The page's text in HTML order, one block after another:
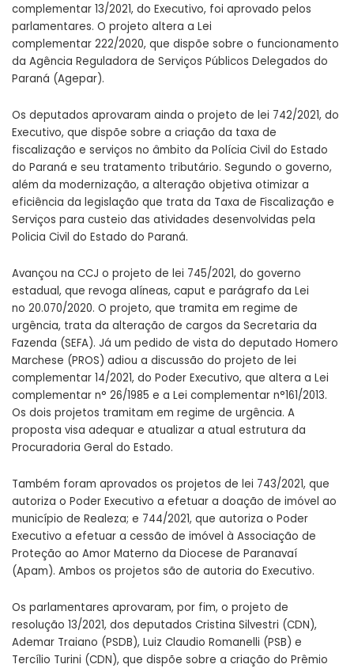
complementar 13/2021, do Executivo, foi aprovado pelos
parlamentares. O projeto altera a Lei
complementar 222/2020, que dispõe sobre o funcionamento
da Agência Reguladora de Serviços Públicos Delegados do
Paraná (Agepar).
Os deputados aprovaram ainda o projeto de lei 742/2021, do
Executivo, que dispõe sobre a criação da taxa de
fiscalização e serviços no âmbito da Polícia Civil do Estado
do Paraná e seu tratamento tributário. Segundo o governo,
além da modernização, a alteração objetiva otimizar a
eficiência da legislação que trata da Taxa de Fiscalização e
Serviços para custeio das atividades desenvolvidas pela
Policia Civil do Estado do Paraná.
Avançou na CCJ o projeto de lei 745/2021, do governo
estadual, que revoga alíneas, caput e parágrafo da Lei
no 20.070/2020. O projeto, que tramita em regime de
urgência, trata da alteração de cargos da Secretaria da
Fazenda (SEFA). Já um pedido de vista do deputado Homero
Marchese (PROS) adiou a discussão do projeto de lei
complementar 14/2021, do Poder Executivo, que altera a Lei
complementar n° 26/1985 e a Lei complementar n°161/2013.
Os dois projetos tramitam em regime de urgência. A
proposta visa adequar e atualizar a atual estrutura da
Procuradoria Geral do Estado.
Também foram aprovados os projetos de lei 743/2021, que
autoriza o Poder Executivo a efetuar a doação de imóvel ao
município de Realeza; e 744/2021, que autoriza o Poder
Executivo a efetuar a cessão de imóvel à Associação de
Proteção ao Amor Materno da Diocese de Paranavaí
(Apam). Ambos os projetos são de autoria do Executivo.
Os parlamentares aprovaram, por fim, o projeto de
resolução 13/2021, dos deputados Cristina Silvestri (CDN),
Ademar Traiano (PSDB), Luiz Claudio Romanelli (PSB) e
Tercílio Turini (CDN), que dispõe sobre a criação do Prêmio